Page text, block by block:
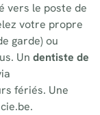
vers le poste de
votre propre
garde) ou
Un dentiste de
fériés. Une